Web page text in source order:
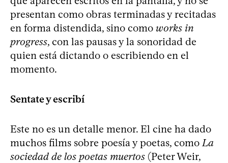
presentan como obras terminadas y recitadas
en forma distendida, sino como works in
progress, con las pausas y la sonoridad de
quien está dictando o escribiendo en el
momento.
Sentate y escribí
Este no es un detalle menor. El cine ha dado
muchos films sobre poesía y poetas, como La
sociedad de los poetas muertos (Peter Weir,